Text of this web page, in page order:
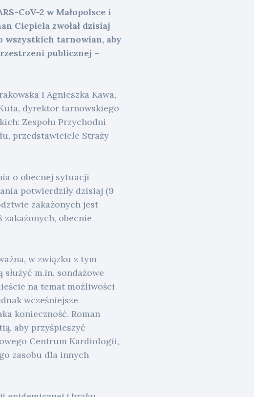
CoV-2 w Małopolsce i
Ciepiela zwołał dzisiaj
wszystkich tarnowian, aby
publicznej –
i Agnieszka Kawa,
dyrektor tarnowskiego
Zespołu Przychodni
przedstawiciele Straży
o obecnej sytuacji
potwierdziły dzisiaj (9
zakażonych jest
zakażonych, obecnie
w związku z tym
m.in. sondażowe
na temat możliwości
wcześniejsze
konieczność. Roman
aby przyśpieszyć
Centrum Kardiologii,
zasobu dla innych